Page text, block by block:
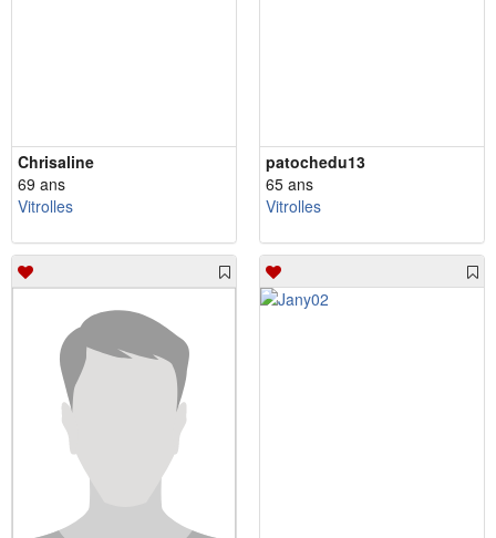
Chrisaline
69 ans
Vitrolles
patochedu13
65 ans
Vitrolles